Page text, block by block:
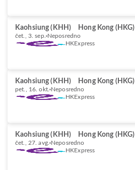
Kaohsiung (KHH) Hong Kong (HKG)
čet., 3. sep. Neposredno
HKExpress
Kaohsiung (KHH) Hong Kong (HKG)
pet., 16. okt. Neposredno
HKExpress
Kaohsiung (KHH) Hong Kong (HKG)
čet., 27. avg. Neposredno
HKExpress